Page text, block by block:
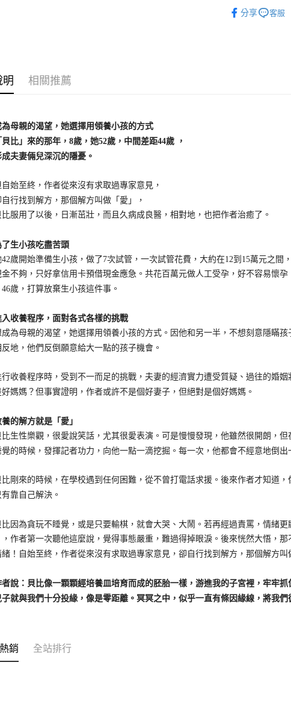
分享 客服
明 相關推薦
為母親的渴望，她選擇用領養小孩的方式
」來的那年，8歲，她52歲，中間差距44歲 ，
妻倆兒深沉的隱憂。
至終，作者從來沒有求取過專家意見，
找到解方，那個解方叫做「愛」，
用了以後，日漸茁壯，而且久病成良醫，相對地，也把作者治癒了。
小孩吃盡苦頭
開始準備生小孩，做了7次試管，一次試管花費，大約在12到15萬元之間
金不夠，只好拿信用卡預借現金應急。共花百萬元做人工受孕，好不容易懷
46歲，打算放棄生小孩這件事。
養程序，面對各式各樣的挑戰
母親的渴望，她選擇用領養小孩的方式。因他和另一半，不想刻意隱瞞孩
反地，他們反倒願意給大一點的孩子機會。
養程序時，受到不一而足的挑戰，夫妻的經濟實力遭受質疑、過往的婚
媽媽？但事實證明，作者或許不是個好妻子，但絕對是個好媽媽。
解方就是「愛」
性樂觀，很愛說笑話，尤其很愛表演。可是慢慢發現，他雖然很開朗，但
的時候，發揮記者功力，向他一點一滴挖掘。每一次，他都會不經意地倒出
來的時候，在學校遇到任何困難，從不曾打電話求援。後來作者才知道，
靠自己解決。
為貪玩不睡覺，或是只要輸棋，就會大哭、大鬧。若再經過責罵，情緒
，作者第一次聽他這麼說，覺得事態嚴重，難過得掉眼淚。後來恍然大悟，
緒！自始至終，作者從來沒有求取過專家意見，卻自行找到解方，那個解方叫
：貝比像一顆顆經培養皿培育而成的胚胎一樣，游進我的子宮裡，牢牢抓
就與我們十分投緣，像是零距離。冥冥之中，似乎一直有條因緣線，將我們
銷 全站排行